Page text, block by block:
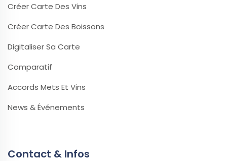
Créer Carte Des Vins
Créer Carte Des Boissons
Digitaliser Sa Carte
Comparatif
Accords Mets Et Vins
News & Événements
Contact & Infos